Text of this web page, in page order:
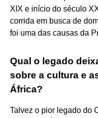
XIX e início do século
corrida em busca de
foi uma das causas da
Qual o legado
sobre a cultura e
África?
Talvez o pior legado do